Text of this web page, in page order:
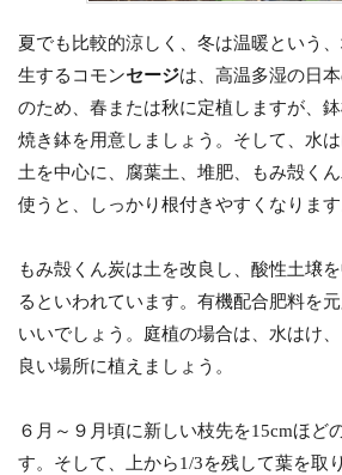
夏でも比較的涼しく、冬は温暖という
生するコモンセージは、高温多湿の日
のため、春または秋に定植しますが、
焼き鉢を用意しましょう。そして、水
土を中心に、腐葉土、堆肥、もみ殻く
使うと、しっかり根付きやすくなります
もみ殻くん炭は土を改良し、酸性土壌
るといわれています。有機配合肥料を
いいでしょう。庭植の場合は、水はけ
良い場所に植えましょう。
６月～９月頃に新しい枝先を15cmほど
す。そして、上から1/3を残して葉を取